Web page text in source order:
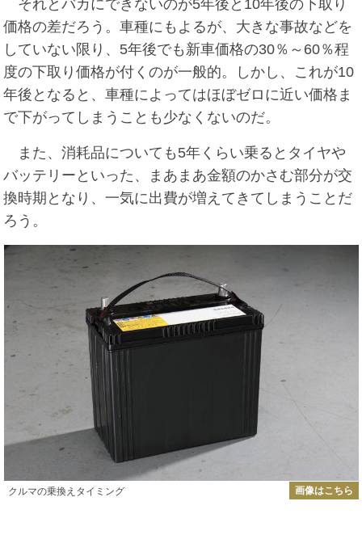
それとバカにできないのが5年後と10年後の下取り
価格の差だろう。車種にもよるが、大きな事故などを
していない限り、5年後でも新車価格の30％～60％程
度の下取り価格が付くのが一般的。しかし、これが10
年後となると、車種によってはほぼゼロに近い価格ま
で下がってしまうことも少なくないのだ。
また、消耗品についても5年くらい乗るとタイヤや
バッテリーといった、まあまあ金額のかさむ部分が交
換時期となり、一気に出費が増えてきてしまうことだ
ろう。
クルマの乗換えタイミング 画像はこちら